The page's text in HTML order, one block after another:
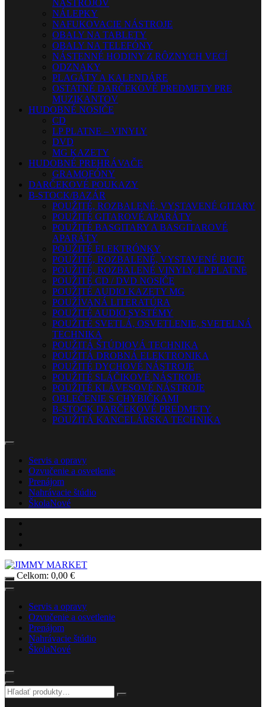
NÁSTROJOV
NÁLEPKY
NAFUKOVACIE NÁSTROJE
OBALY NA TABLETY
OBALY NA TELEFÓNY
NÁSTENNÉ HODINY Z RÔZNYCH VECÍ
ODZNAKY
PLAGÁTY A KALENDÁRE
OSTATNÉ DARČEKOVÉ PREDMETY PRE
MUZIKANTOV
HUDOBNÉ NOSIČE
CD
LP PLATNE – VINYLY
DVD
MG KAZETY
HUDOBNÉ PREHRÁVAČE
GRAMOFÓNY
DARČEKOVÉ POUKAZY
B-STOCK/BAZÁR
POUŽITÉ, ROZBALENÉ, VYSTAVENÉ GITARY
POUŽITÉ GITAROVÉ APARÁTY
POUŽITÉ BASGITARY A BASGITAROVÉ
APARÁTY
POUŽITÉ ELEKTRÓNKY
POUŽITÉ, ROZBALENÉ, VYSTAVENÉ BICIE
POUŽITÉ, ROZBALENÉ VINYLY, LP PLATNE
POUŽITÉ CD / DVD NOSIČE
POUŽITÉ AUDIO KAZETY MG
POUŽÍVANÁ LITERATÚRA
POUŽITÉ AUDIO SYSTÉMY
POUŽITÉ SVETLÁ, OSVETLENIE, SVETELNÁ
TECHNIKA
POUŽITÁ ŠTÚDIOVÁ TECHNIKA
POUŽITÁ DROBNÁ ELEKTRONIKA
POUŽITÉ DYCHOVÉ NÁSTROJE
POUŽITÉ SLÁČIKOVÉ NÁSTROJE
POUŽITÉ KLÁVESOVÉ NÁSTROJE
OBLEČENIE S CHYBIČKAMI
B-STOCK DARČEKOVÉ PREDMETY
POUŽITÁ KANCELÁRSKA TECHNIKA
Servis a opravy
Ozvučenie a osvetlenie
Prenájom
Nahrávacie štúdio
ŠkolaNové
Celkom: 0,00 €
Servis a opravy
Ozvučenie a osvetlenie
Prenájom
Nahrávacie štúdio
ŠkolaNové